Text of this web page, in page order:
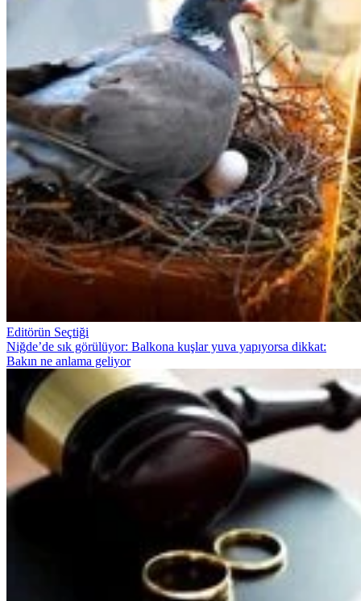
Editörün Seçtiği
Niğde’de sık görülüyor: Balkona kuşlar yuva yapıyorsa dikkat:
Bakın ne anlama geliyor